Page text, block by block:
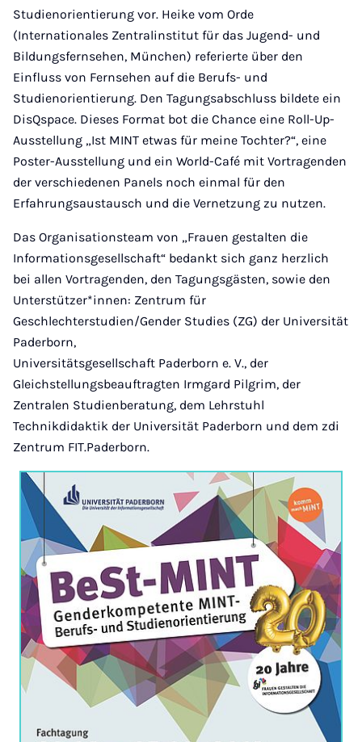
Studienorientierung vor. Heike vom Orde
(Internationales Zentralinstitut für das Jugend- und
Bildungsfernsehen, München) referierte über den
Einfluss von Fernsehen auf die Berufs- und
Studienorientierung. Den Tagungsabschluss bildete ein
DisQspace. Dieses Format bot die Chance eine Roll-Up-
Ausstellung „Ist MINT etwas für meine Tochter?“, eine
Poster-Ausstellung und ein World-Café mit Vortragenden
der verschiedenen Panels noch einmal für den
Erfahrungsaustausch und die Vernetzung zu nutzen.
Das Organisationsteam von „Frauen gestalten die
Informationsgesellschaft“ bedankt sich ganz herzlich
bei allen Vortragenden, den Tagungsgästen, sowie den
Unterstützer*innen: Zentrum für
Geschlechterstudien/Gender Studies (ZG) der Universität
Paderborn,
Universitätsgesellschaft Paderborn e. V., der
Gleichstellungsbeauftragten Irmgard Pilgrim, der
Zentralen Studienberatung, dem Lehrstuhl
Technikdidaktik der Universität Paderborn und dem zdi
Zentrum FIT.Paderborn.